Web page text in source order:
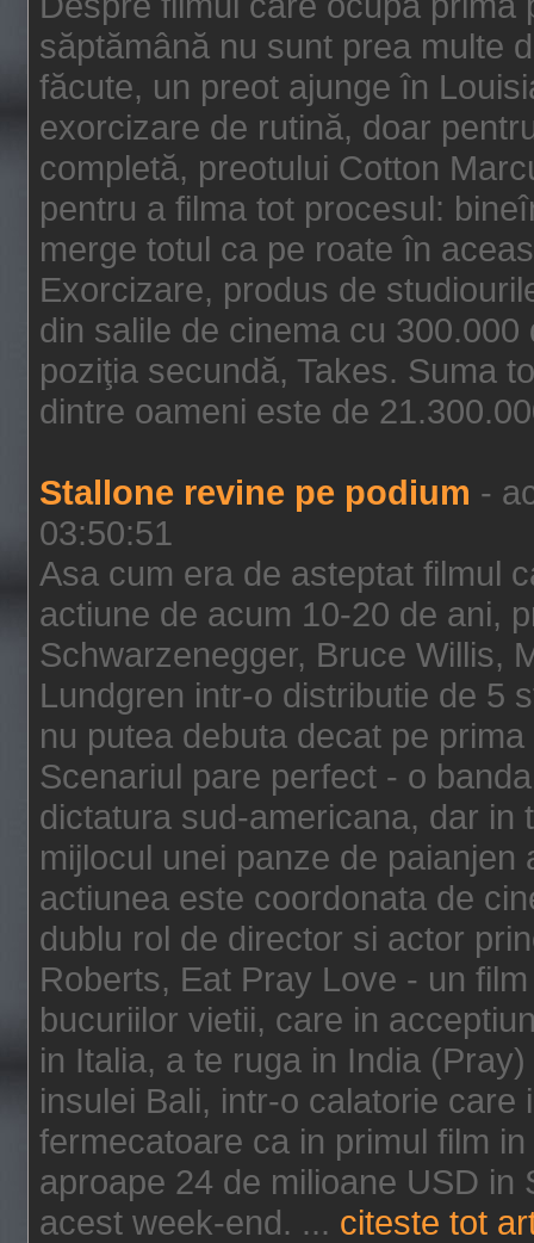
săptămână nu sunt prea multe
făcute, un preot ajunge în
exorcizare de rutină, doar
completă, preotului Cotton
pentru a filma tot procesul:
merge totul ca pe roate în
Exorcizare, produs de
din salile de cinema cu
poziţia secundă, Takes. Suma
dintre oameni este de
Stallone revine pe podium -
03:50:51
Asa cum era de asteptat filmul
actiune de acum 10-20 de ani,
Schwarzenegger, Bruce Willis,
Lundgren intr-o distributie de 5
nu putea debuta decat pe
Scenariul pare perfect - o
dictatura sud-americana, dar in
mijlocul unei panze de
actiunea este coordonata de
dublu rol de director si actor
Roberts, Eat Pray Love - un
bucuriilor vietii, care in
in Italia, a te ruga in India
insulei Bali, intr-o calatorie
fermecatoare ca in primul film
aproape 24 de milioane USD in
acest week-end. ... citeste tot